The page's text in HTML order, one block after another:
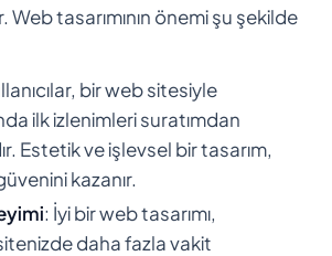
Web tasarımının önemi şu şekilde
bir web sitesiyle
ilk izlenimleri suratımdan
Estetik ve işlevsel bir tasarım,
kazanır.
: İyi bir web tasarımı,
daha fazla vakit